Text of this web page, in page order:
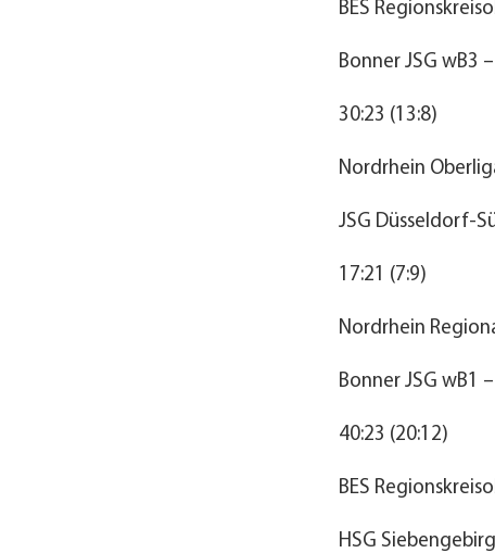
BES
Bonner JSG wB3
30:23 (13:8)
Nordrhein
JSG Düsseldorf-
17:21 (7:9)
Nordrhein
Bonner JSG wB1
40:23 (20:12)
BES
HSG